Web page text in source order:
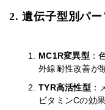
2. 遺伝子型別パ
MC1R変異型 ：
外線耐性改善が
TYR高活性型 ：
ビタミンCの効